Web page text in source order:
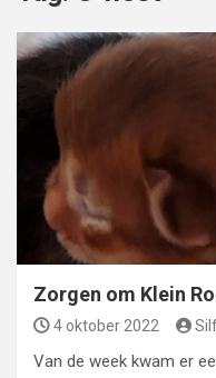
Zorgen om Klein
4 oktober 2022
Van de week kwam er